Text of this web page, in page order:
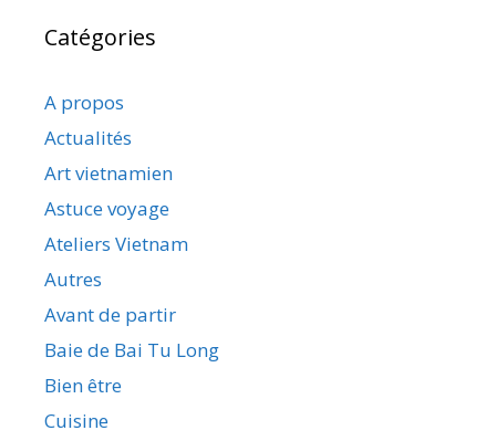
Catégories
A propos
Actualités
Art vietnamien
Astuce voyage
Ateliers Vietnam
Autres
Avant de partir
Baie de Bai Tu Long
Bien être
Cuisine